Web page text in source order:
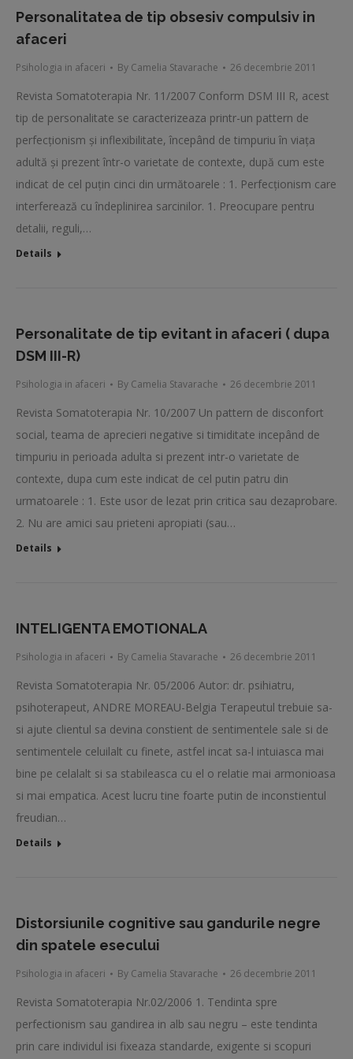
Personalitatea de tip obsesiv compulsiv in
afaceri
Psihologia in afaceri By Camelia Stavarache 26 decembrie 2011
Revista Somatoterapia Nr. 11/2007 Conform DSM III R, acest
tip de personalitate se caracterizeaza printr-un pattern de
perfecţionism şi inflexibilitate, începând de timpuriu în viaţa
adultă şi prezent într-o varietate de contexte, după cum este
indicat de cel puţin cinci din următoarele : 1. Perfecţionism care
interferează cu îndeplinirea sarcinilor. 1. Preocupare pentru
detalii, reguli,…
Details
Personalitate de tip evitant in afaceri ( dupa
DSM III-R)
Psihologia in afaceri By Camelia Stavarache 26 decembrie 2011
Revista Somatoterapia Nr. 10/2007 Un pattern de disconfort
social, teama de aprecieri negative si timiditate incepând de
timpuriu in perioada adulta si prezent intr-o varietate de
contexte, dupa cum este indicat de cel putin patru din
urmatoarele : 1. Este usor de lezat prin critica sau dezaprobare.
2. Nu are amici sau prieteni apropiati (sau…
Details
INTELIGENTA EMOTIONALA
Psihologia in afaceri By Camelia Stavarache 26 decembrie 2011
Revista Somatoterapia Nr. 05/2006 Autor: dr. psihiatru,
psihoterapeut, ANDRE MOREAU-Belgia Terapeutul trebuie sa-
si ajute clientul sa devina constient de sentimentele sale si de
sentimentele celuilalt cu finete, astfel incat sa-l intuiasca mai
bine pe celalalt si sa stabileasca cu el o relatie mai armonioasa
si mai empatica. Acest lucru tine foarte putin de inconstientul
freudian…
Details
Distorsiunile cognitive sau gandurile negre
din spatele esecului
Psihologia in afaceri By Camelia Stavarache 26 decembrie 2011
Revista Somatoterapia Nr.02/2006 1. Tendinta spre
perfectionism sau gandirea in alb sau negru – este tendinta
prin care individul isi fixeaza standarde, exigente si scopuri